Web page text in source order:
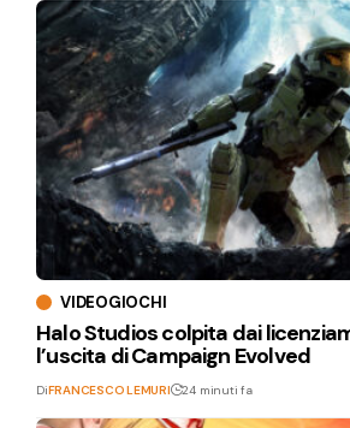
VIDEOGIOCHI
Halo Studios colpita dai
l’uscita di Campaign Evolved
DiFRANCESCO LEMURI 24 minuti fa